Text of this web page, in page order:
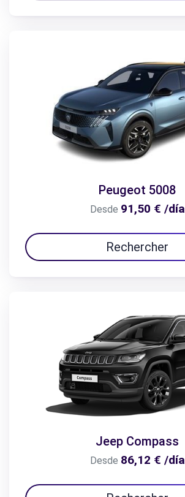
Peugeot 5008
Desde 91,50 € /día
Rechercher
Jeep Compass
Desde 86,12 € /día